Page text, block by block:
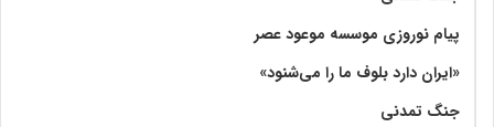
پیام نوروزی موسسه موعود عصر
«ایران دارد بلوف ما را می‌شنود»
جنگ تمدنی